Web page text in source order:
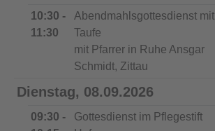
10:30 -
11:30
Abendmahlsgottesdienst mit
Taufe
mit Pfarrer in Ruhe Ansgar
Schmidt, Zittau
Dienstag, 08.09.2026
09:30 -
Gottesdienst im Pflegestift